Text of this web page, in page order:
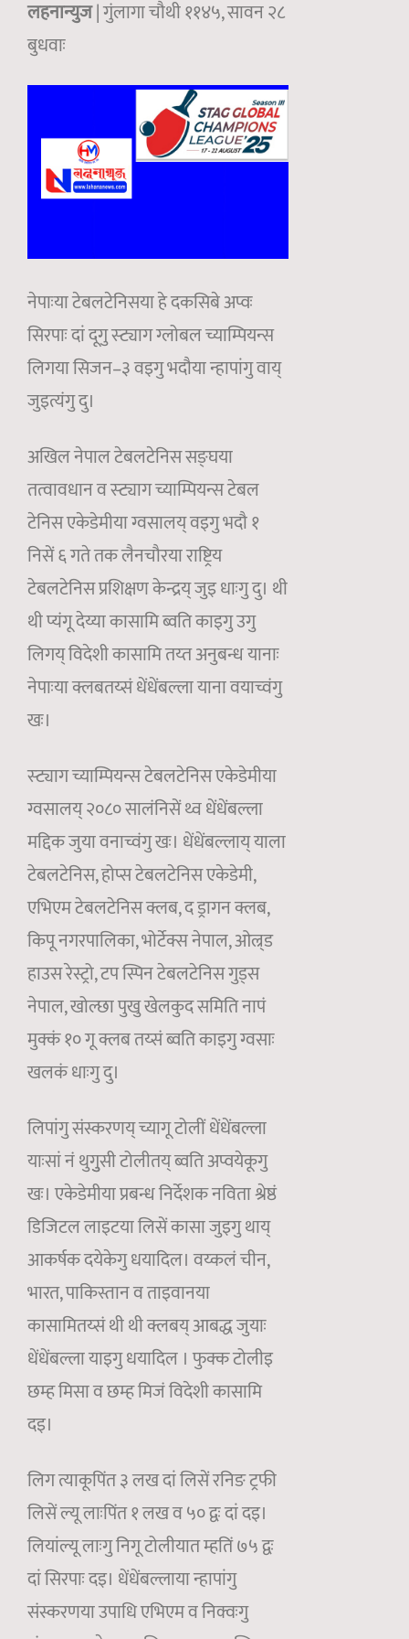
लहनान्युज| गुंलागा चौथी ११४५, सावन २८
बुधवाः
नेपाःया टेबलटेनिसया हे दकसिबे अप्वः
सिरपाः दां दूगु स्ट्याग ग्लोबल च्याम्पियन्स
लिगया सिजन–३ वइगु भदौया न्हापांगु वाय्
जुइत्यंगु दु।
अखिल नेपाल टेबलटेनिस सङ्घया
तत्वावधान व स्ट्याग च्याम्पियन्स टेबल
टेनिस एकेडेमीया ग्वसालय् वइगु भदौ १
निसें ६ गते तक लैनचौरया राष्ट्रिय
टेबलटेनिस प्रशिक्षण केन्द्रय् जुइ धाःगु दु। थी
थी प्यंगू देय्या कासामि ब्वति काइगु उगु
लिगय् विदेशी कासामि तय्त अनुबन्ध यानाः
नेपाःया क्लबतय्सं धेंधेंबल्ला याना वयाच्वंगु
खः।
स्ट्याग च्याम्पियन्स टेबलटेनिस एकेडेमीया
ग्वसालय् २०८० सालंनिसें थ्व धेंधेंबल्ला
मद्दिक जुया वनाच्वंगु खः। धेंधेंबल्लाय् याला
टेबलटेनिस, होप्स टेबलटेनिस एकेडेमी,
एभिएम टेबलटेनिस क्लब, द ड्रागन क्लब,
किपू नगरपालिका, भोर्टेक्स नेपाल, ओल्र्ड
हाउस रेस्ट्रो, टप स्पिन टेबलटेनिस गुड्स
नेपाल, खोल्छा पुखु खेलकुद समिति नापं
मुक्कं १० गू क्लब तय्सं ब्वति काइगु ग्वसाः
खलकं धाःगु दु।
लिपांगु संस्करणय् च्यागू टोलीं धेंधेंबल्ला
याःसां नं थुगुुसी टोलीतय् ब्वति अप्वयेकूगु
खः। एकेडेमीया प्रबन्ध निर्देशक नविता श्रेष्ठं
डिजिटल लाइटया लिसें कासा जुइगु थाय्
आकर्षक दयेकेगु धयादिल। वय्कलं चीन,
भारत, पाकिस्तान व ताइवानया
कासामितय्सं थी थी क्लबय् आबद्ध जुयाः
धेंधेंबल्ला याइगु धयादिल । फुक्क टोलीइ
छम्ह मिसा व छम्ह मिजं विदेशी कासामि
दइ।
लिग त्याकूपिंत ३ लख दां लिसें रनिङ ट्रफी
लिसें ल्यू लाःपिंत १ लख व ५० द्वः दां दइ।
लियांल्यू लाःगु निगू टोलीयात म्हतिं ७५ द्वः
दां सिरपाः दइ। धेंधेंबल्लाया न्हापांगु
संस्करणया उपाधि एभिएम व निक्वःगु